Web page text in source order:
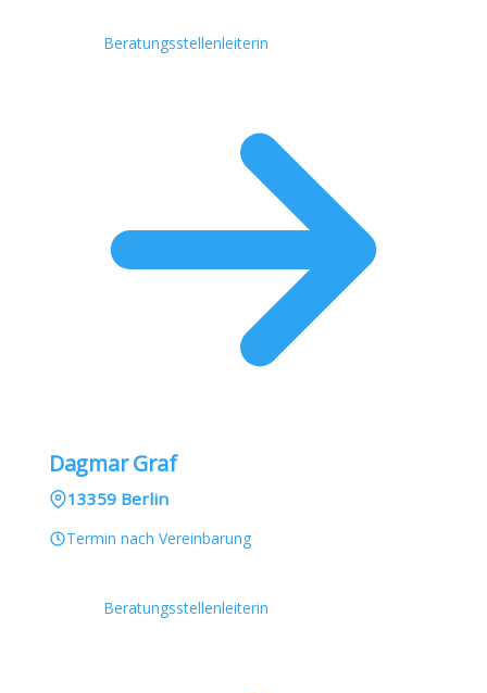
Beratungsstellenleiterin
Dagmar Graf
13359 Berlin
Termin nach Vereinbarung
Beratungsstellenleiterin